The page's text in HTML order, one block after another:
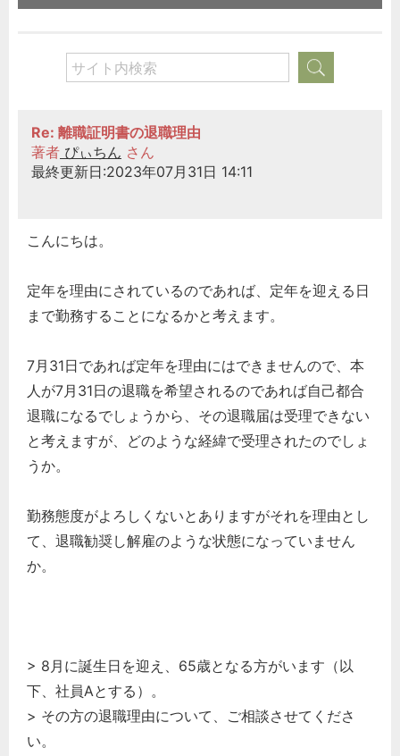
Re: 離職証明書の退職理由
著者 ぴぃちん さん
最終更新日:2023年07月31日 14:11
こんにちは。
定年を理由にされているのであれば、定年を迎える日
まで勤務することになるかと考えます。
7月31日であれば定年を理由にはできませんので、本
人が7月31日の退職を希望されるのであれば自己都合
退職になるでしょうから、その退職届は受理できない
と考えますが、どのような経緯で受理されたのでしょ
うか。
勤務態度がよろしくないとありますがそれを理由とし
て、退職勧奨し解雇のような状態になっていません
か。
> 8月に誕生日を迎え、65歳となる方がいます（以
下、社員Aとする）。
> その方の退職理由について、ご相談させてくださ
い。